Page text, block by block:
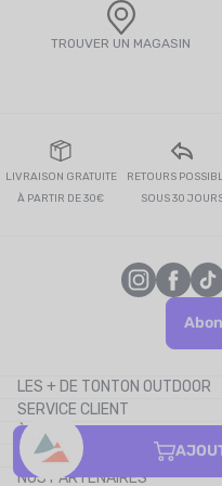
TROUVER UN MAGASIN
LIVRAISON GRATUITE
À PARTIR DE 30€
RETOURS
SOUS 30
LES + DE TONTON OUTDOOR
Le blog
Le cashback
Les codes promos
SERVICE CLIENT
À PROPOS
CONTACTEZ-NOUS
NOS PARTENAIRES